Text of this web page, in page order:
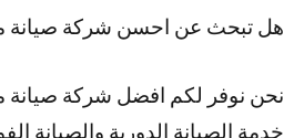
هل تبحث عن احسن شركة صيانة
نحن نوفر لكم افضل شركة صيانة
خدمة الصيانة الدورية والصيانة